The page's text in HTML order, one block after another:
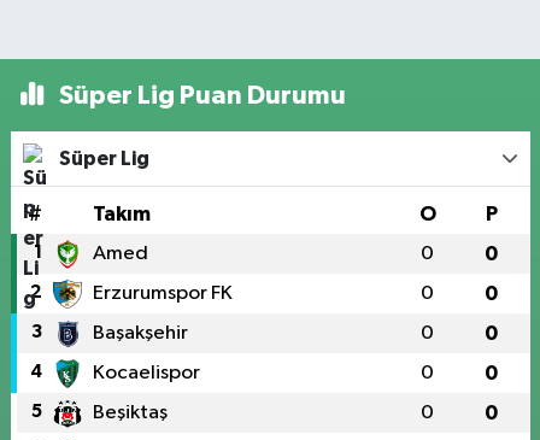
Süper Lig Puan Durumu
Süper Lig
# Takım O P
1 Amed 0 0
2 Erzurumspor FK 0 0
3 Başakşehir 0 0
4 Kocaelispor 0 0
5 Beşiktaş 0 0